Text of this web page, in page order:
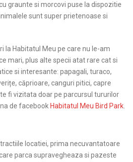
graunte si morcovi puse la dispozitie
sunt super prietenoase si
la Habitatul Meu pe care nu le-am
mari, plus alte specii atat rare cat si
si interesante: papagali, turaco,
căprioare, canguri pitici, capre
fi vizitata doar pe parcursul tururilor
de facebook Habitatul Meu Bird Park.
locatiei, prima necuvantatoare
parca supravegheaza si pazeste